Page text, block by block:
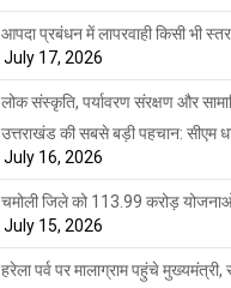
आपदा प्रबंधन में लापरवाही किसी भी स्तर
July 17, 2026
लोक संस्कृति, पर्यावरण संरक्षण और
उत्तराखंड की सबसे बड़ी पहचान: सीएम
July 16, 2026
चमोली जिले को 113.99 करोड़
July 15, 2026
हरेला पर्व पर मालाग्राम पहुंचे